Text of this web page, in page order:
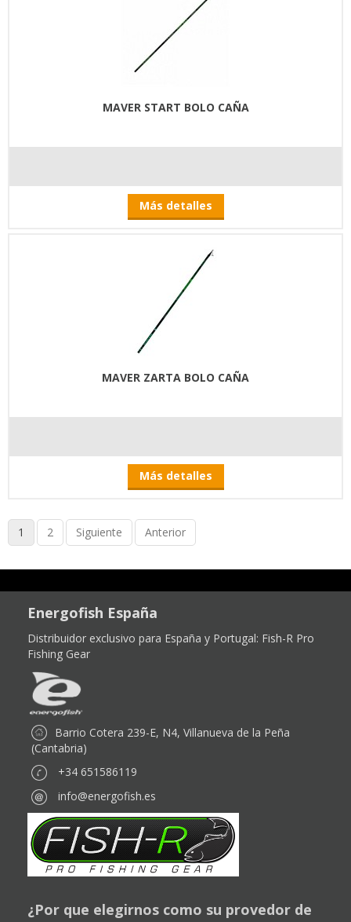
MAVER START BOLO CAÑA
Más detalles
MAVER ZARTA BOLO CAÑA
Más detalles
1 2 Siguiente Anterior
Energofish España
Distribuidor exclusivo para España y Portugal: Fish-R Pro
Fishing Gear
Barrio Cotera 239-E, N4, Villanueva de la Peña
(Cantabria)
+34 651586119
info@energofish.es
¿Por que elegirnos como su provedor de